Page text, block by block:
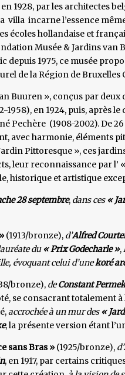
1928, par les architectes
villa incarne l’essence
écoles hollandaise et
Musée & Jardins van
depuis 1975, ce musée
de la Région de Bruxelles
Buuren », conçus par deux
1958), en 1924, puis, après
Pechère (1908-2002). De
avec harmonie, éléments
Pittoresque », ces
leur reconnaissance par
historique et artistique
28 septembre, dans ces «
(1913/bronze), d’Alfred
du « Prix Godecharle »,
évoquant celui d’unekoré
bronze), deConstant
se consacrant totalement
accrochée à un mur des «
, la présente version étant
sans Bras » (1925/bronze), d’
, en 1917, par certains